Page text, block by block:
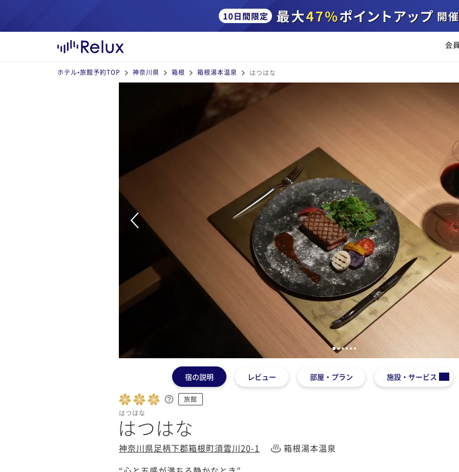
会
ホテル•旅館予約TOP 神奈川県 箱根 箱根湯本温泉 はつはな
1 234 5 6
宿の説明 レビュー 部屋・プラン 施設・サービス
旅館
はつはな
はつはな
神奈川県足柄下郡箱根町須雲川20-1
箱根湯本温泉